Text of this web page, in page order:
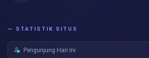
— STATISTIK SITUS
Pengunjung Hari Ini